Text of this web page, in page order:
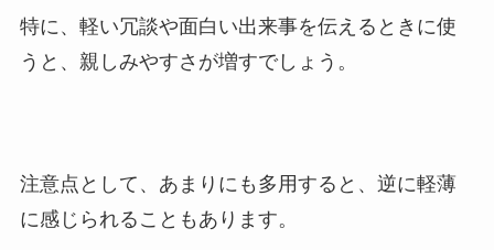
特に、軽い冗談や面白い出来事を伝えるときに使
うと、親しみやすさが増すでしょう。
注意点として、あまりにも多用すると、逆に軽薄
に感じられることもあります。